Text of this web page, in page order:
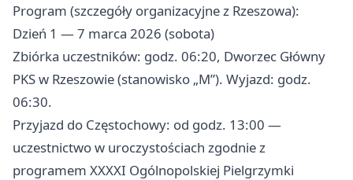
Program (szczegóły organizacyjne z Rzeszowa):
Dzień 1 — 7 marca 2026 (sobota)
Zbiórka uczestników: godz. 06:20, Dworzec Główny
PKS w Rzeszowie (stanowisko „M”). Wyjazd: godz.
06:30.
Przyjazd do Częstochowy: od godz. 13:00 —
uczestnictwo w uroczystościach zgodnie z
programem XXXXI Ogólnopolskiej Pielgrzymki